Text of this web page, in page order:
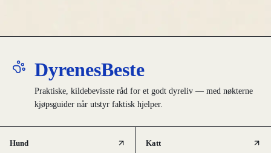
DyrenesBeste
Praktiske, kildebevisste råd for et godt dyreliv — med nøkterne
kjøpsguider når utstyr faktisk hjelper.
Hund Katt